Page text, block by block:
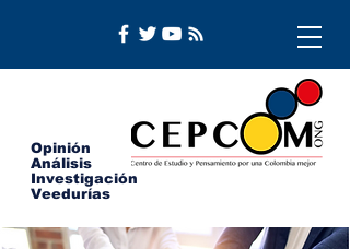
Opinión
Análisis
Investigación
Veedurías